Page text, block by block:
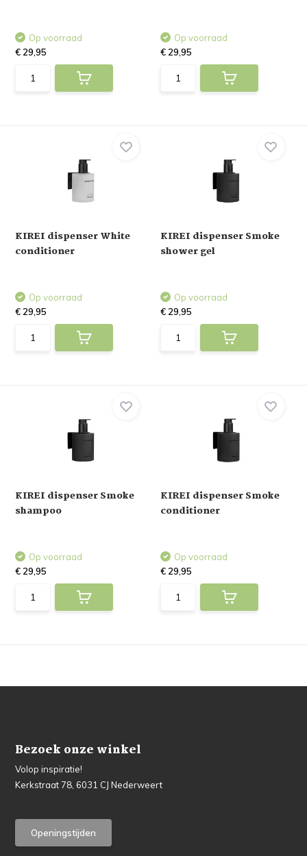
Op voorraad
€ 29,95
Op voorraad
€ 29,95
KIREI dispenser White
conditioner
Op voorraad
€ 29,95
KIREI dispenser Smoke
shower gel
Op voorraad
€ 29,95
KIREI dispenser Smoke
shampoo
Op voorraad
€ 29,95
KIREI dispenser Smoke
conditioner
Op voorraad
€ 29,95
Bezoek onze winkel
Volop inspiratie!
Kerkstraat 78, 6031 CJ Nederweert
Openingstijden